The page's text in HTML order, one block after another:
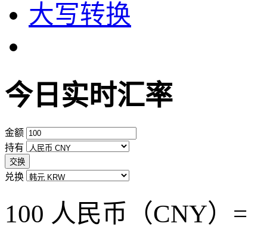
大写转换
今日实时汇率
金额
持有
交换
兑换
100 人民币（CNY）=